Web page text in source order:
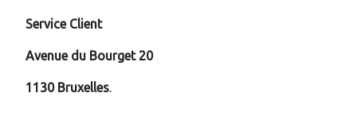
Service Client
Avenue du Bourget 20
1130 Bruxelles.